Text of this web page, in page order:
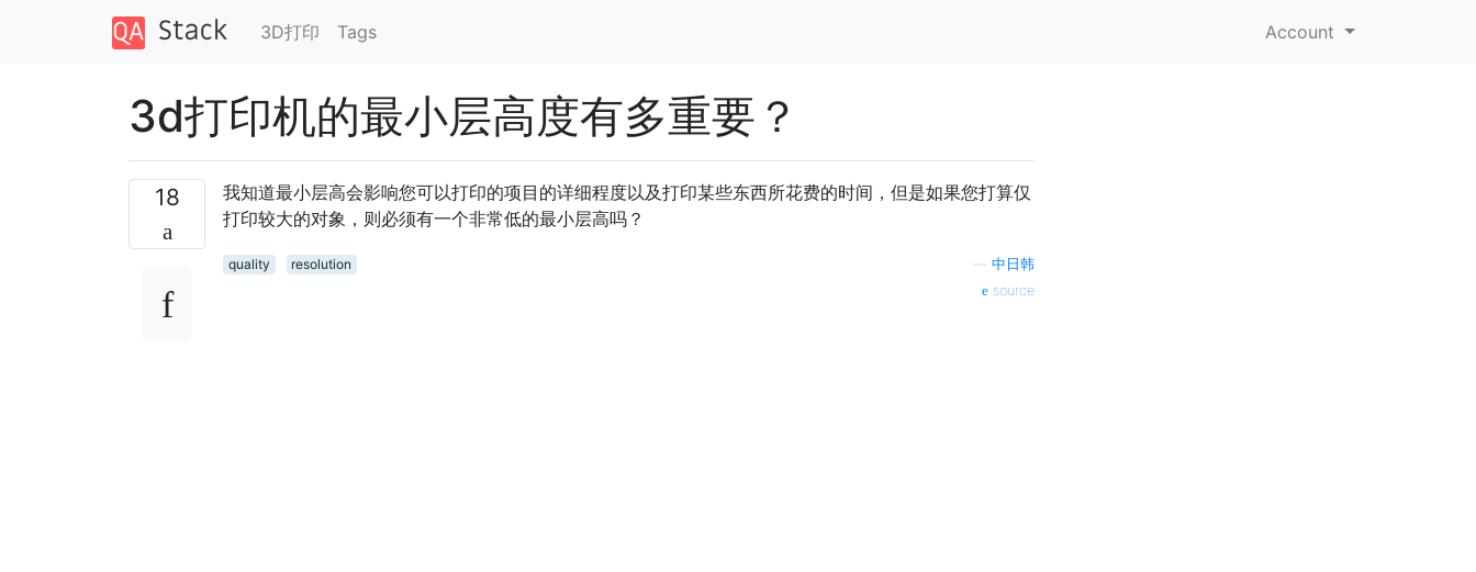
3D打印 Tags Account
3d打印机的最小层高度有多重要？
18
我知道最小层高会影响您可以打印的项目的详细程度以及打印某些东西所花费的时间，但是如果您打算仅
打印较大的对象，则必须有一个非常低的最小层高吗？
quality resolution
中日韩
source